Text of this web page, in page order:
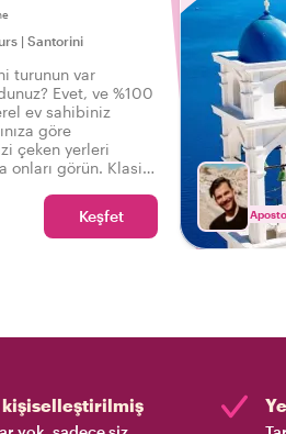
| Santorini
turunun var
Evet, ve %100
ev sahibiniz
göre
çeken yerleri
onları görün. Klasik
Keşfet
kişiselleştirilmiş